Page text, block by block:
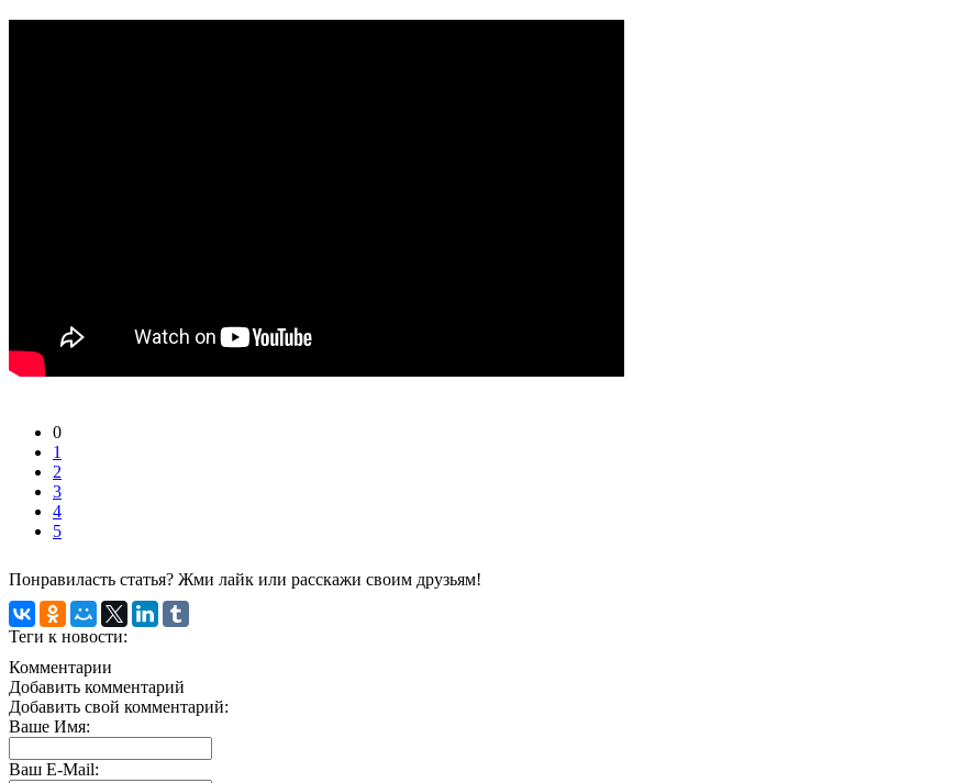
0
1
2
3
4
5
Понравиласть статья? Жми лайк или расскажи своим друзьям!
Теги к новости:
Комментарии
Добавить комментарий
Добавить свой комментарий:
Ваше Имя:
Ваш E-Mail: